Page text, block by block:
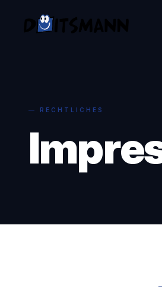
— RECHTLICHES